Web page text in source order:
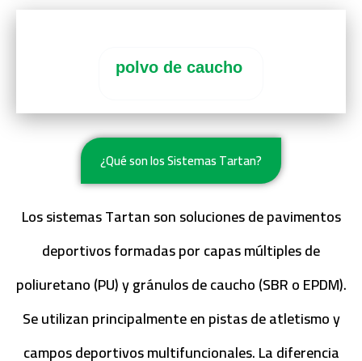
polvo de caucho
¿Qué son los Sistemas Tartan?
Los sistemas Tartan son soluciones de pavimentos
deportivos formadas por capas múltiples de
poliuretano (PU) y gránulos de caucho (SBR o EPDM).
Se utilizan principalmente en pistas de atletismo y
campos deportivos multifuncionales. La diferencia